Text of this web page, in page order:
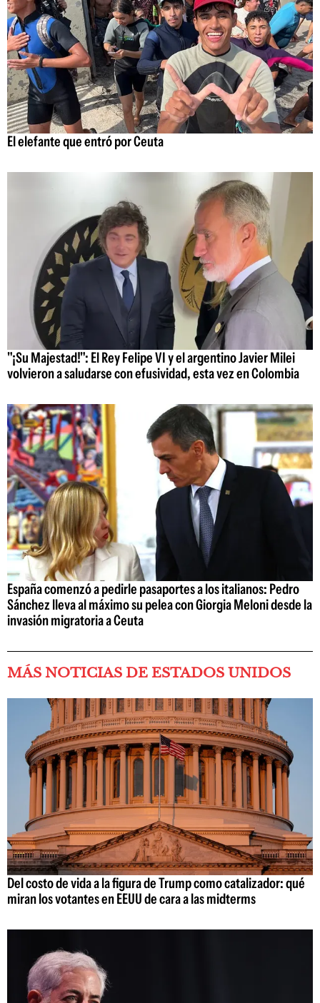
El elefante que entró por Ceuta
"¡Su Majestad!": El Rey Felipe VI y el argentino Javier Milei
volvieron a saludarse con efusividad, esta vez en Colombia
España comenzó a pedirle pasaportes a los italianos: Pedro
Sánchez lleva al máximo su pelea con Giorgia Meloni desde la
invasión migratoria a Ceuta
MÁS NOTICIAS DE ESTADOS UNIDOS
Del costo de vida a la figura de Trump como catalizador: qué
miran los votantes en EEUU de cara a las midterms